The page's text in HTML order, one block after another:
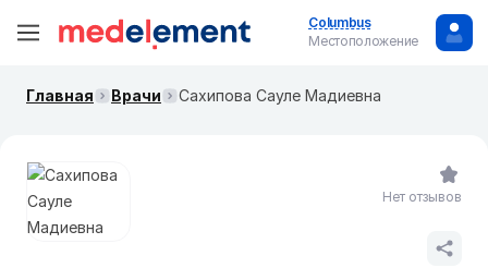
Columbus
Местоположение
Главная Врачи Сахипова Сауле Мадиевна
Нет отзывов